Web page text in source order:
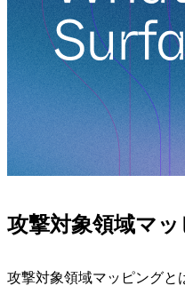
攻撃対象領域マ
攻撃対象領域マッピングと